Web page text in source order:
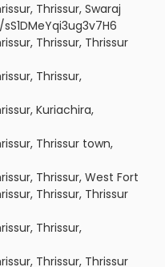
Thrissur, Swaraj
Thrissur, Thrissur
Thrissur,
Kuriachira,
Thrissur town,
Thrissur, West Fort
Thrissur, Thrissur
Thrissur,
Thrissur, Thrissur